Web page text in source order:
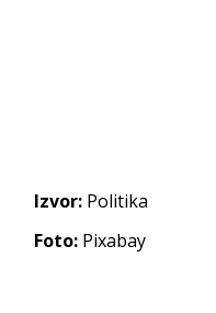
Izvor: Politika
Foto: Pixabay